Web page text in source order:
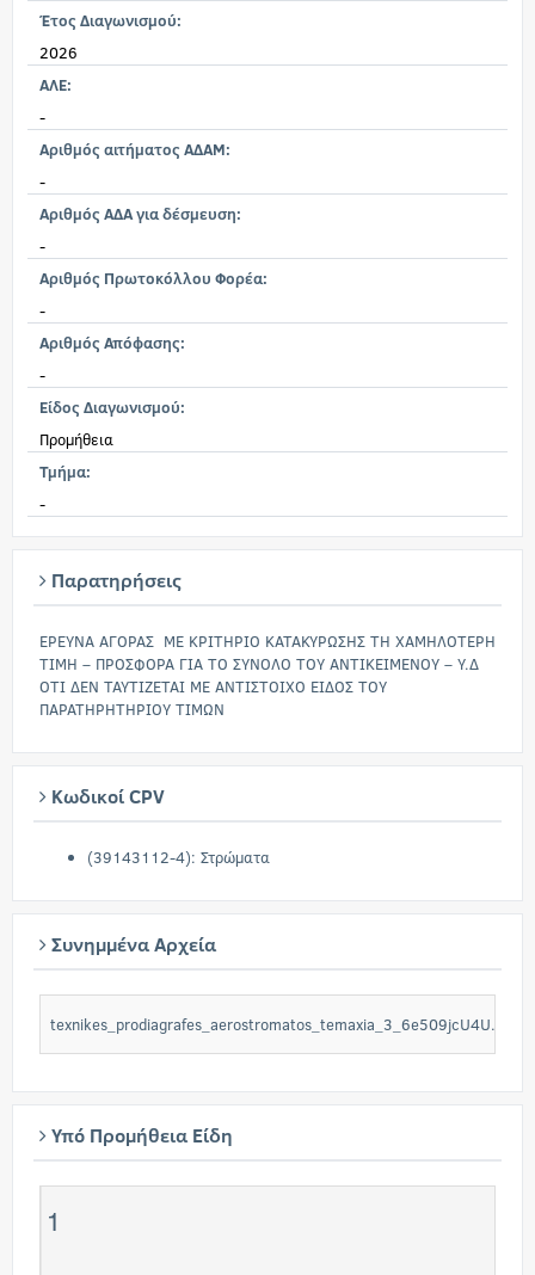
Έτος Διαγωνισμού:
2026
ΑΛΕ:
-
Αριθμός αιτήματος ΑΔΑΜ:
-
Αριθμός ΑΔΑ για δέσμευση:
-
Αριθμός Πρωτοκόλλου Φορέα:
-
Αριθμός Απόφασης:
-
Είδος Διαγωνισμού:
Προμήθεια
Τμήμα:
-
Παρατηρήσεις
ΕΡΕΥΝΑ ΑΓΟΡΑΣ ΜΕ ΚΡΙΤΗΡΙΟ ΚΑΤΑΚΥΡΩΣΗΣ ΤΗ ΧΑΜΗΛΟΤΕΡΗ
ΤΙΜΗ – ΠΡΟΣΦΟΡΑ ΓΙΑ ΤΟ ΣΥΝΟΛΟ ΤΟΥ ΑΝΤΙΚΕΙΜΕΝΟΥ – Υ.Δ
ΟΤΙ ΔΕΝ ΤΑΥΤΙΖΕΤΑΙ ΜΕ ΑΝΤΙΣΤΟΙΧΟ ΕΙΔΟΣ ΤΟΥ
ΠΑΡΑΤΗΡΗΤΗΡΙΟΥ ΤΙΜΩΝ
Κωδικοί CPV
(39143112-4): Στρώματα
Συνημμένα Αρχεία
texnikes_prodiagrafes_aerostromatos_temaxia_3_6e509jcU4U.pdf
Υπό Προμήθεια Είδη
1